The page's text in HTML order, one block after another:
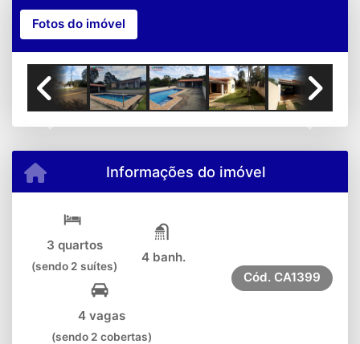
Fotos do imóvel
Informações do imóvel
3 quartos
(sendo 2 suítes)
4 banh.
4 vagas
(sendo 2 cobertas)
Cód. CA1399